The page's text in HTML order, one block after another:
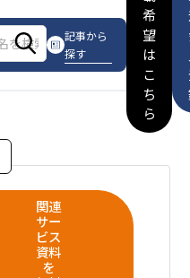
記事から
探す
希
望
は
こ
ち
ら
関連
サー
ビス
資料
を